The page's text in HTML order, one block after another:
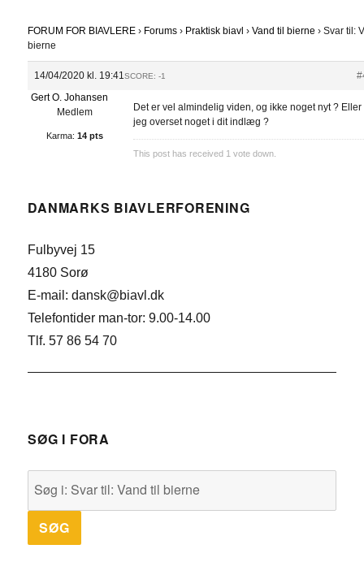
FORUM FOR BIAVLERE › Forums › Praktisk biavl › Vand til bierne › Svar til:
bierne
14/04/2020 kl. 19:41SCORE: -1
Gert O. Johansen
Medlem
Karma: 14 pts
Det er vel almindelig viden, og ikke noget nyt ? Eller
jeg overset noget i dit indlæg ?
This post has received 1 vote down.
DANMARKS BIAVLERFORENING
Fulbyvej 15
4180 Sorø
E-mail: dansk@biavl.dk
Telefontider man-tor: 9.00-14.00
Tlf. 57 86 54 70
SØG I FORA